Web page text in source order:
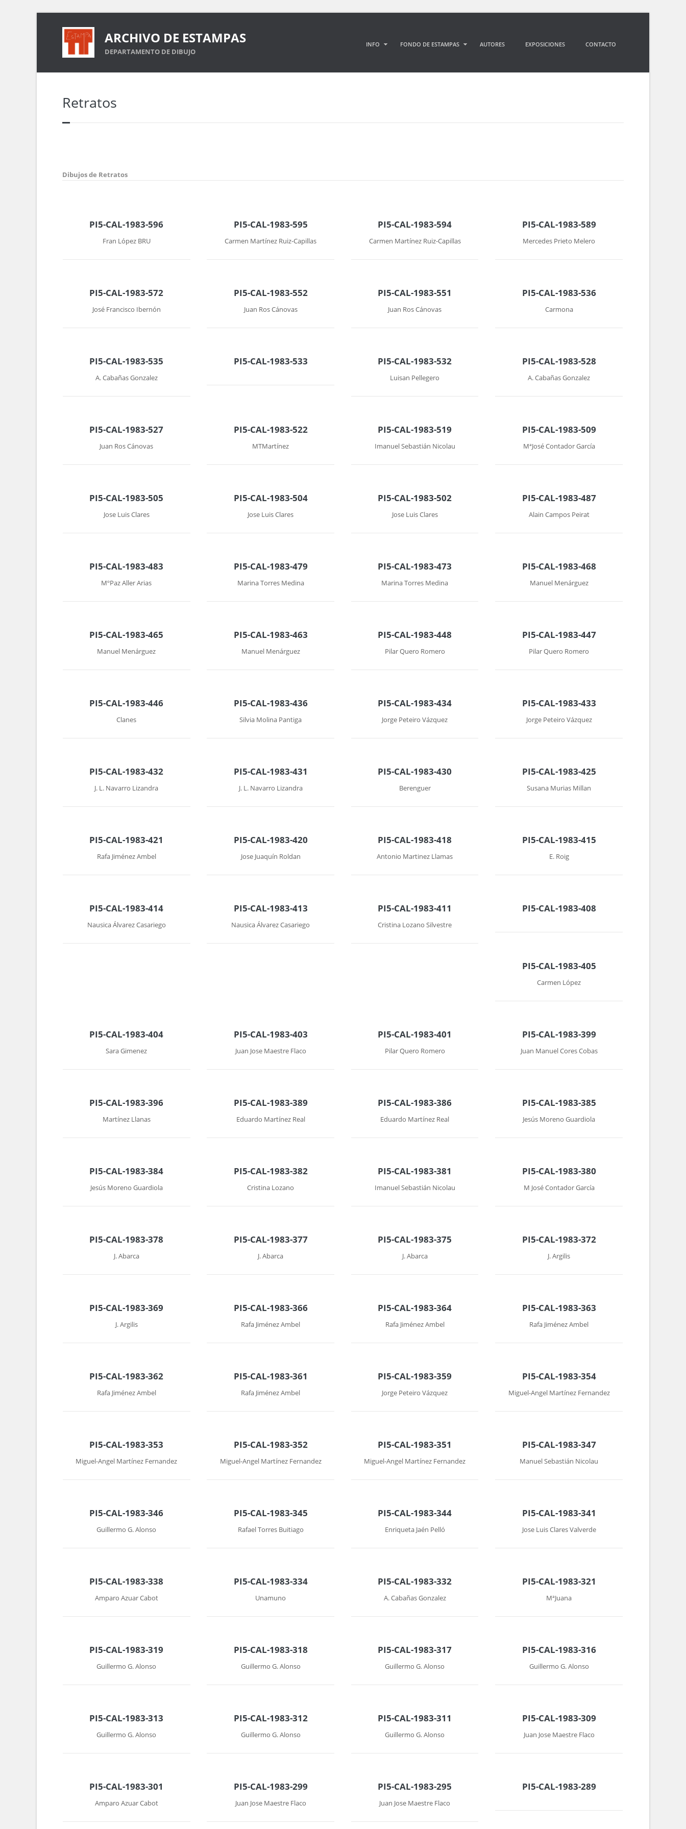
ARCHIVO DE ESTAMPAS
DEPARTAMENTO DE DIBUJO
INFO FONDO DE ESTAMPAS AUTORES EXPOSICIONES CONTACTO
Retratos
Dibujos de Retratos
PI5-CAL-1983-596
Fran López BRU
PI5-CAL-1983-595
Carmen Martínez Ruiz-Capillas
PI5-CAL-1983-594
Carmen Martínez Ruiz-Capillas
PI5-CAL-1983-589
Mercedes Prieto Melero
PI5-CAL-1983-572
José Francisco Ibernón
PI5-CAL-1983-552
Juan Ros Cánovas
PI5-CAL-1983-551
Juan Ros Cánovas
PI5-CAL-1983-536
Carmona
PI5-CAL-1983-535
A. Cabañas Gonzalez
PI5-CAL-1983-533 PI5-CAL-1983-532
Luisan Pellegero
PI5-CAL-1983-528
A. Cabañas Gonzalez
PI5-CAL-1983-527
Juan Ros Cánovas
PI5-CAL-1983-522
MTMartínez
PI5-CAL-1983-519
Imanuel Sebastián Nicolau
PI5-CAL-1983-509
MªJosé Contador García
PI5-CAL-1983-505
Jose Luis Clares
PI5-CAL-1983-504
Jose Luis Clares
PI5-CAL-1983-502
Jose Luis Clares
PI5-CAL-1983-487
Alain Campos Peirat
PI5-CAL-1983-483
MºPaz Aller Arias
PI5-CAL-1983-479
Marina Torres Medina
PI5-CAL-1983-473
Marina Torres Medina
PI5-CAL-1983-468
Manuel Menárguez
PI5-CAL-1983-465
Manuel Menárguez
PI5-CAL-1983-463
Manuel Menárguez
PI5-CAL-1983-448
Pilar Quero Romero
PI5-CAL-1983-447
Pilar Quero Romero
PI5-CAL-1983-446
Clanes
PI5-CAL-1983-436
Silvia Molina Pantiga
PI5-CAL-1983-434
Jorge Peteiro Vázquez
PI5-CAL-1983-433
Jorge Peteiro Vázquez
PI5-CAL-1983-432
J. L. Navarro Lizandra
PI5-CAL-1983-431
J. L. Navarro Lizandra
PI5-CAL-1983-430
Berenguer
PI5-CAL-1983-425
Susana Murias Millan
PI5-CAL-1983-421
Rafa Jiménez Ambel
PI5-CAL-1983-420
Jose Juaquín Roldan
PI5-CAL-1983-418
Antonio Martinez Llamas
PI5-CAL-1983-415
E. Roig
PI5-CAL-1983-414
Nausica Álvarez Casariego
PI5-CAL-1983-413
Nausica Álvarez Casariego
PI5-CAL-1983-411
Cristina Lozano Silvestre
PI5-CAL-1983-408
PI5-CAL-1983-405
Carmen López
PI5-CAL-1983-404
Sara Gimenez
PI5-CAL-1983-403
Juan Jose Maestre Flaco
PI5-CAL-1983-401
Pilar Quero Romero
PI5-CAL-1983-399
Juan Manuel Cores Cobas
PI5-CAL-1983-396
Martínez Llanas
PI5-CAL-1983-389
Eduardo Martínez Real
PI5-CAL-1983-386
Eduardo Martínez Real
PI5-CAL-1983-385
Jesús Moreno Guardiola
PI5-CAL-1983-384
Jesús Moreno Guardiola
PI5-CAL-1983-382
Cristina Lozano
PI5-CAL-1983-381
Imanuel Sebastián Nicolau
PI5-CAL-1983-380
M José Contador García
PI5-CAL-1983-378
J. Abarca
PI5-CAL-1983-377
J. Abarca
PI5-CAL-1983-375
J. Abarca
PI5-CAL-1983-372
J. Argilis
PI5-CAL-1983-369
J. Argilis
PI5-CAL-1983-366
Rafa Jiménez Ambel
PI5-CAL-1983-364
Rafa Jiménez Ambel
PI5-CAL-1983-363
Rafa Jiménez Ambel
PI5-CAL-1983-362
Rafa Jiménez Ambel
PI5-CAL-1983-361
Rafa Jiménez Ambel
PI5-CAL-1983-359
Jorge Peteiro Vázquez
PI5-CAL-1983-354
Miguel-Angel Martínez Fernandez
PI5-CAL-1983-353
Miguel-Angel Martínez Fernandez
PI5-CAL-1983-352
Miguel-Angel Martínez Fernandez
PI5-CAL-1983-351
Miguel-Angel Martínez Fernandez
PI5-CAL-1983-347
Manuel Sebastián Nicolau
PI5-CAL-1983-346
Guillermo G. Alonso
PI5-CAL-1983-345
Rafael Torres Buitiago
PI5-CAL-1983-344
Enriqueta Jaén Pelló
PI5-CAL-1983-341
Jose Luis Clares Valverde
PI5-CAL-1983-338
Amparo Azuar Cabot
PI5-CAL-1983-334
Unamuno
PI5-CAL-1983-332
A. Cabañas Gonzalez
PI5-CAL-1983-321
MªJuana
PI5-CAL-1983-319
Guillermo G. Alonso
PI5-CAL-1983-318
Guillermo G. Alonso
PI5-CAL-1983-317
Guillermo G. Alonso
PI5-CAL-1983-316
Guillermo G. Alonso
PI5-CAL-1983-313
Guillermo G. Alonso
PI5-CAL-1983-312
Guillermo G. Alonso
PI5-CAL-1983-311
Guillermo G. Alonso
PI5-CAL-1983-309
Juan Jose Maestre Flaco
PI5-CAL-1983-301
Amparo Azuar Cabot
PI5-CAL-1983-299
Juan Jose Maestre Flaco
PI5-CAL-1983-295
Juan Jose Maestre Flaco
PI5-CAL-1983-289